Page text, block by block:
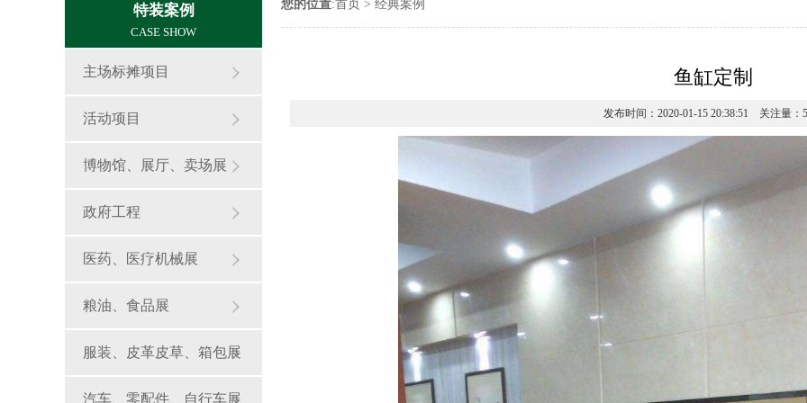
特装案例
CASE SHOW
主场标摊项目
活动项目
博物馆、展厅、卖场展
政府工程
医药、医疗机械展
粮油、食品展
服装、皮革皮草、箱包展
汽车、零配件、自行车展
您的位置:首页 > 经典案例
鱼缸定制
发布时间：2020-01-15 20:38:51 关注量：